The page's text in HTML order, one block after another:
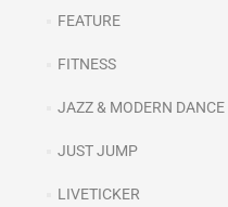
FEATURE
FITNESS
JAZZ & MODERN DANCE
JUST JUMP
LIVETICKER